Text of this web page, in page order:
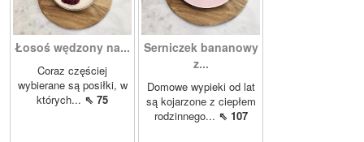
Łosoś wędzony na...
Coraz częściej
wybierane są posiłki, w
których... ⇖ 75
Serniczek bananowy
z...
Domowe wypieki od lat
są kojarzone z ciepłem
rodzinnego... ⇖ 107